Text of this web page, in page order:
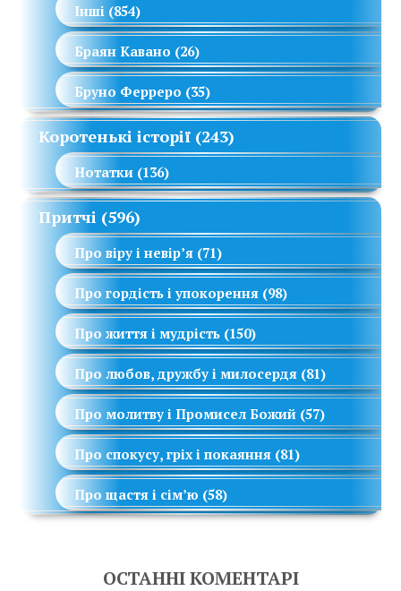
Інші (854)
Браян Кавано (26)
Бруно Ферреро (35)
Коротенькі історії (243)
Нотатки (136)
Притчі (596)
Про віру і невір’я (71)
Про гордість і упокорення (98)
Про життя і мудрість (150)
Про любов, дружбу і милосердя (81)
Про молитву і Промисел Божий (57)
Про спокусу, гріх і покаяння (81)
Про щастя і сім’ю (58)
ОСТАННІ КОМЕНТАРІ